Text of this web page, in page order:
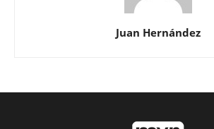
Juan Hernández